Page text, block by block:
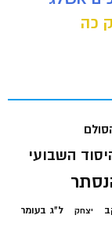
כה
השבועי
יצחק ל"ג בעומר